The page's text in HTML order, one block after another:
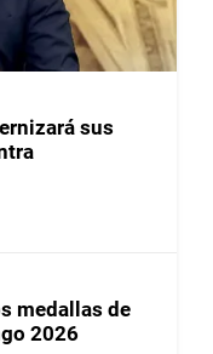
sus
medallas de
2026